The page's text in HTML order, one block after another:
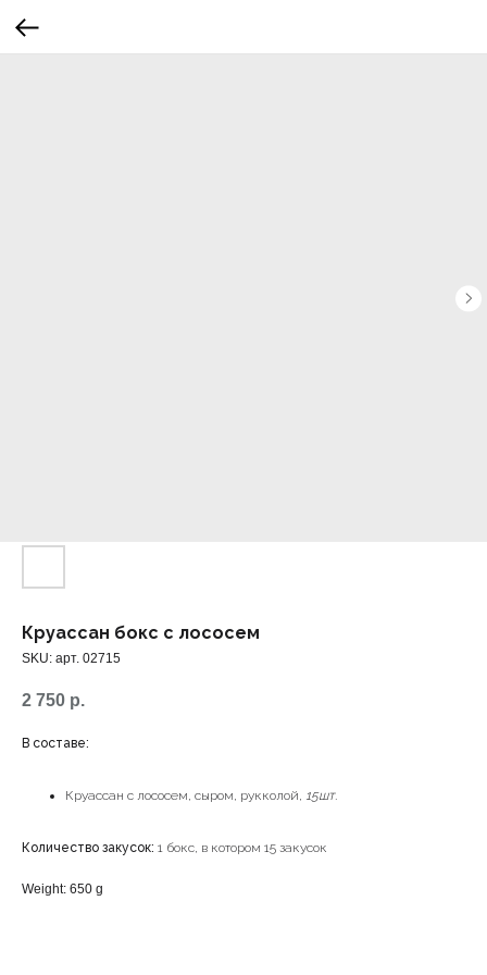
Круассан бокс с лососем
SKU: арт. 02715
2 750 р.
В составе:
Круассан с лососем, сыром, рукколой, 15шт.
Количество закусок: 1 бокс, в котором 15 закусок
Weight: 650 g